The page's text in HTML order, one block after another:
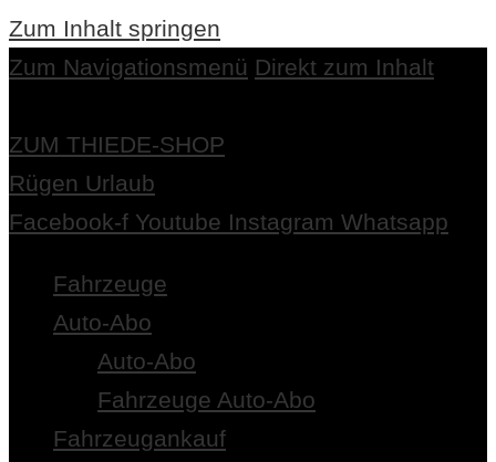
Zum Inhalt springen
Zum Navigationsmenü Direkt zum Inhalt
ZUM THIEDE-SHOP
Rügen Urlaub
Facebook-f Youtube Instagram Whatsapp
Fahrzeuge
Auto-Abo
Auto-Abo
Fahrzeuge Auto-Abo
Fahrzeugankauf